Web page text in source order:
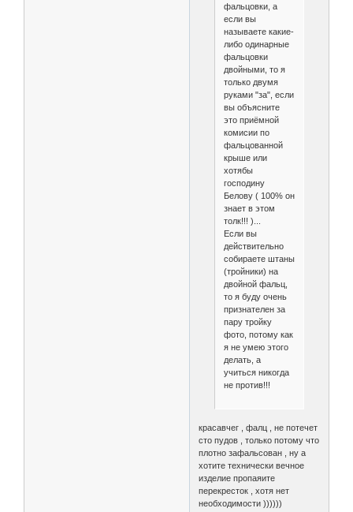
фальцовки, а
если вы
называете какие-
либо одинарные
фальцовки
двойными, то я
только двумя
руками "за", если
вы объясните
это приёмной
комисии по
фальцованной
крыше или
хотябы
господину
Белову ( 100% он
знает в этом
толк!!! )...
Если вы
действительно
собираете штаны
(тройники) на
двойной фальц,
то я буду очень
признателен за
пару тройку
фото, потому как
я не умею этого
делать, а
учиться никогда
не против!!!
красавчег , фалц , не потечет
сто пудов , только потому что
плотно зафальсован , ну а
хотите технически вечное
изделие пропаяите
перекресток , хотя нет
необходимости ))))))